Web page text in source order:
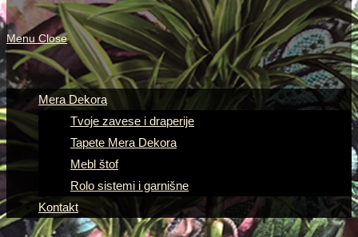
Menu Close
Mera Dekora
Tvoje zavese i draperije
Tapete Mera Dekora
Mebl štof
Rolo sistemi i garnišne
Kontakt